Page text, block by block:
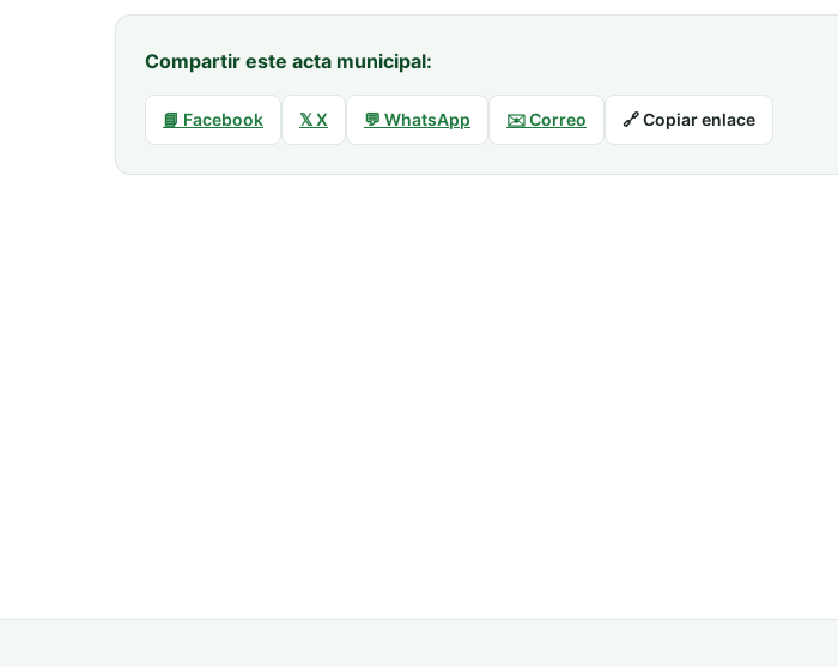
Compartir este acta municipal:
📘 Facebook 𝕏 X 💬 WhatsApp ✉️ Correo 🔗 Copiar enlace